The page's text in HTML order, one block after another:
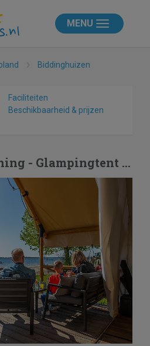
MENU
Biddinghuizen
Faciliteiten
Beschikbaarheid & prijzen
Vakantiewoning - Glampingtent Beachfront Luxe 6